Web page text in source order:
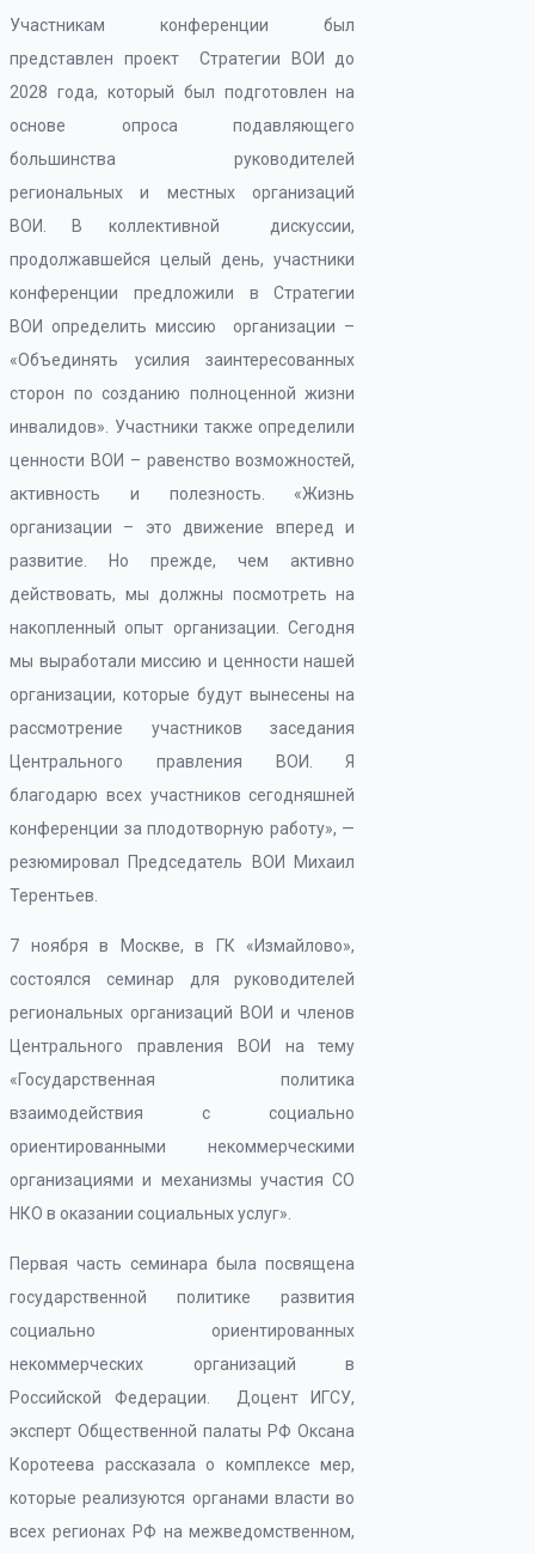
Участникам конференции был
представлен проект Стратегии ВОИ до
2028 года, который был подготовлен на
основе опроса подавляющего
большинства руководителей
региональных и местных организаций
ВОИ. В коллективной дискуссии,
продолжавшейся целый день, участники
конференции предложили в Стратегии
ВОИ определить миссию организации –
«Объединять усилия заинтересованных
сторон по созданию полноценной жизни
инвалидов». Участники также определили
ценности ВОИ – равенство возможностей,
активность и полезность. «Жизнь
организации – это движение вперед и
развитие. Но прежде, чем активно
действовать, мы должны посмотреть на
накопленный опыт организации. Сегодня
мы выработали миссию и ценности нашей
организации, которые будут вынесены на
рассмотрение участников заседания
Центрального правления ВОИ. Я
благодарю всех участников сегодняшней
конференции за плодотворную работу», —
резюмировал Председатель ВОИ Михаил
Терентьев.
7 ноября в Москве, в ГК «Измайлово»,
состоялся семинар для руководителей
региональных организаций ВОИ и членов
Центрального правления ВОИ на тему
«Государственная политика
взаимодействия с социально
ориентированными некоммерческими
организациями и механизмы участия СО
НКО в оказании социальных услуг».
Первая часть семинара была посвящена
государственной политике развития
социально ориентированных
некоммерческих организаций в
Российской Федерации. Доцент ИГСУ,
эксперт Общественной палаты РФ Оксана
Коротеева рассказала о комплексе мер,
которые реализуются органами власти во
всех регионах РФ на межведомственном,